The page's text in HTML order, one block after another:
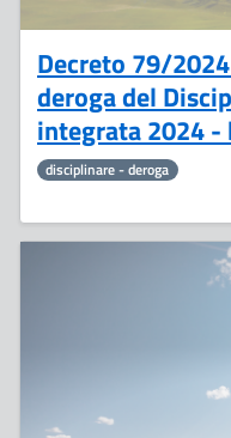
Decreto 79/
deroga del
integrata 2024
disciplinare - deroga